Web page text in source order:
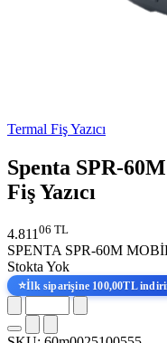
Termal Fiş Yazıcı
Spenta SPR-
Fiş Yazıcı
4.811 06 TL
SPENTA SPR-60M
Stokta Yok
⭐İlk siparişine 100,00TL